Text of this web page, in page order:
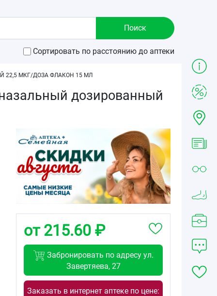
Сортировать по расстоянию до аптеки
МКГ/ДОЗА ФЛАКОН 15 МЛ
дозированный
от 215.60 ₽
Забронировать по адресу ул.
Завертяева, 27
Заказать в интернет аптеке по цене: